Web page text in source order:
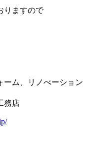
りますので
ーム、リノべーション
務店